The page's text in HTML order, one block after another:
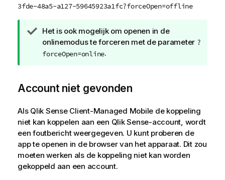
3fde-48a5-a127-59645923a1fc?forceOpen=offline
T
i
p
Het is ook mogelijk om openen in de
onlinemodus te forceren met de parameter ?
forceOpen=online.
Account niet gevonden
Als Qlik Sense Client-Managed Mobile de koppeling
niet kan koppelen aan een Qlik Sense-account, wordt
een foutbericht weergegeven. U kunt proberen de
app te openen in de browser van het apparaat. Dit zou
moeten werken als de koppeling niet kan worden
gekoppeld aan een account.